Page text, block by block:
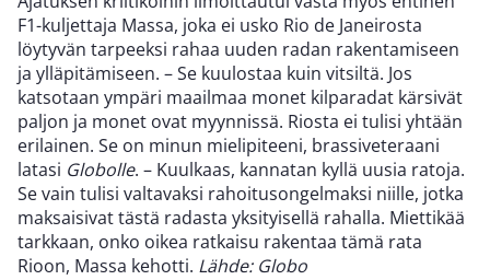
F1-kuljettaja Massa, joka ei usko Rio de Janeirosta
löytyvän tarpeeksi rahaa uuden radan rakentamiseen
ja ylläpitämiseen. – Se kuulostaa kuin vitsiltä. Jos
katsotaan ympäri maailmaa monet kilparadat kärsivät
paljon ja monet ovat myynnissä. Riosta ei tulisi yhtään
erilainen. Se on minun mielipiteeni, brassiveteraani
latasi Globolle. – Kuulkaas, kannatan kyllä uusia ratoja.
Se vain tulisi valtavaksi rahoitusongelmaksi niille, jotka
maksaisivat tästä radasta yksityisellä rahalla. Miettikää
tarkkaan, onko oikea ratkaisu rakentaa tämä rata
Rioon, Massa kehotti. Lähde: Globo